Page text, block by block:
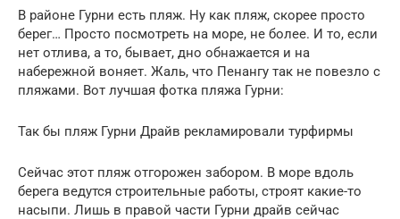
В районе Гурни есть пляж. Ну как пляж, скорее просто
берег… Просто посмотреть на море, не более. И то, если
нет отлива, а то, бывает, дно обнажается и на
набережной воняет. Жаль, что Пенангу так не повезло с
пляжами. Вот лучшая фотка пляжа Гурни:
Так бы пляж Гурни Драйв рекламировали турфирмы
Сейчас этот пляж отгорожен забором. В море вдоль
берега ведутся строительные работы, строят какие-то
насыпи. Лишь в правой части Гурни драйв сейчас